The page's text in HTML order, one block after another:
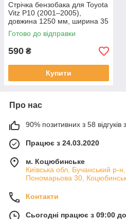
Стрічка бензобака для Toyota
Vitz P10 (2001–2005),
довжина 1250 мм, ширина 35
мм, оцинкована сталь 1.2
mm
Готово до відправки
590 ₴
Купити
Про нас
90% позитивних з 58 відгуків
Працює з 24.03.2020
м. Коцюбинське
Київська обл, Бучанський р-
Пономарьова 30,
Контакти
Сьогодні працює з 09:00